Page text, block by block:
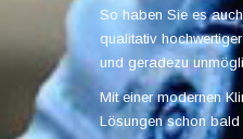
So haben Sie es
qualitativ
und geradezu
Mit einer modernen
Lösungen schon bald